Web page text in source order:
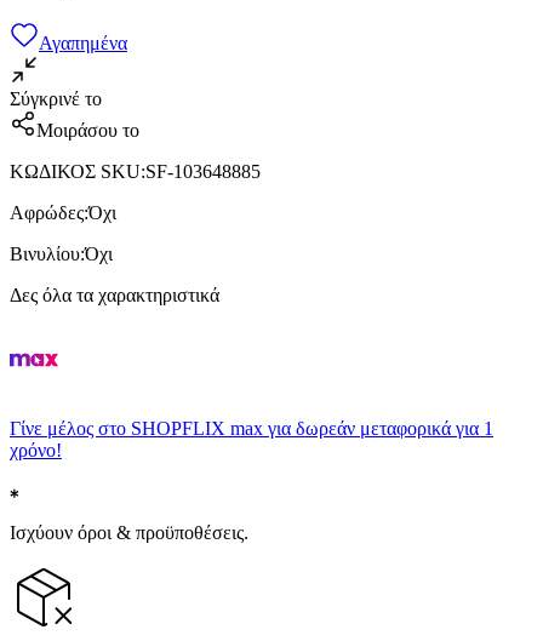
Αγαπημένα
Σύγκρινέ το
Μοιράσου το
ΚΩΔΙΚΟΣ SKU:SF-103648885
Αφρώδες:Όχι
Βινυλίου:Όχι
Δες όλα τα χαρακτηριστικά
Γίνε μέλος στο SHOPFLIX max για δωρεάν μεταφορικά για 1
χρόνο!
Ισχύουν όροι & προϋποθέσεις.